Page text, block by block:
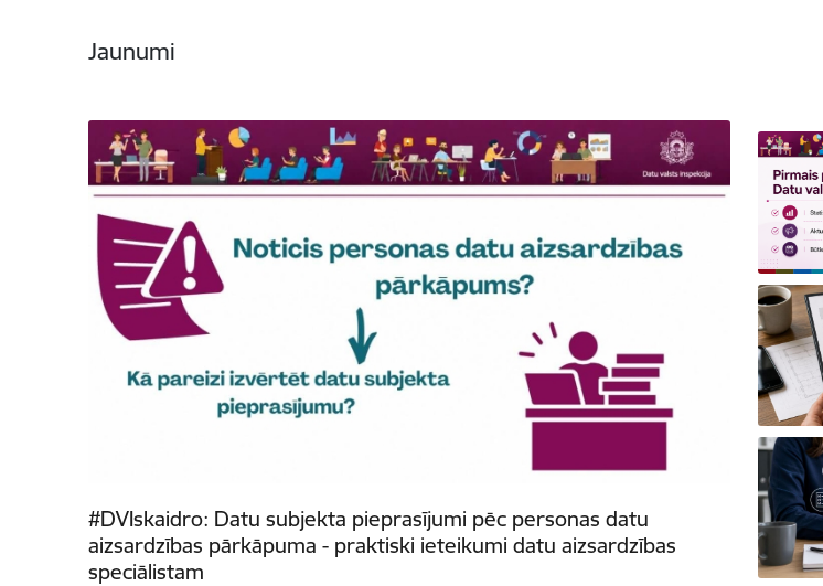
Jaunumi
#DVIskaidro: Datu subjekta pieprasījumi pēc personas datu
aizsardzības pārkāpuma - praktiski ieteikumi datu aizsardzības
speciālistam